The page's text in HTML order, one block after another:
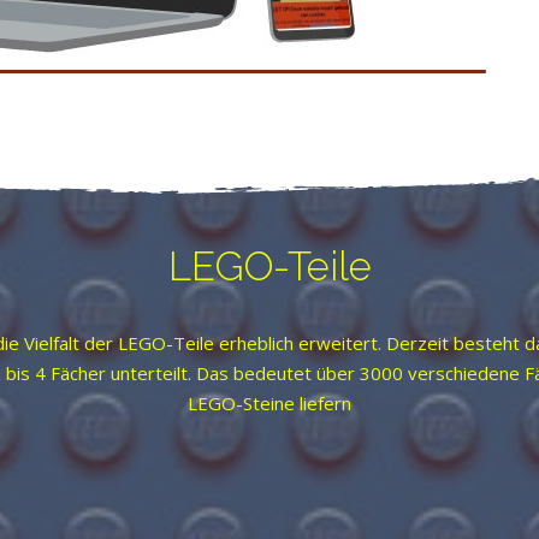
LEGO-Teile
Vielfalt der LEGO-Teile erheblich erweitert. Derzeit besteht
bis 4 Fächer unterteilt. Das bedeutet über 3000 verschiedene
LEGO-Steine liefern